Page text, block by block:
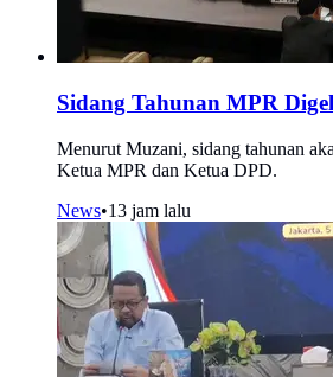
Sidang Tahunan MPR
Menurut Muzani, sidang tahunan
Ketua MPR dan Ketua DPD.
News•13 jam lalu